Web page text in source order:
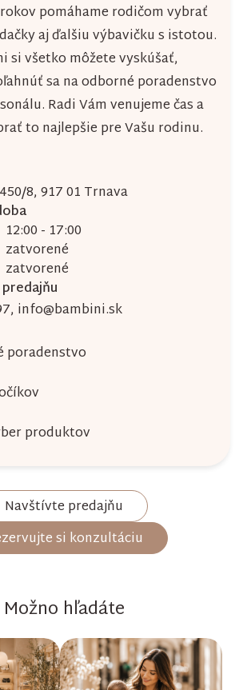
pomáhame rodičom vybrať
aj ďalšiu výbavičku s istotou.
si všetko môžete vyskúšať,
sa na odborné poradenstvo
Radi Vám venujeme čas a
to najlepšie pre Vašu rodinu.
8, 917 01 Trnava
12:00 - 17:00
zatvorené
zatvorené
, info@bambini.sk
poradenstvo
produktov
Navštívte predajňu
si konzultáciu
Možno hľadáte